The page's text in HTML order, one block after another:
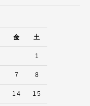
金 土
1
7 8
14 15